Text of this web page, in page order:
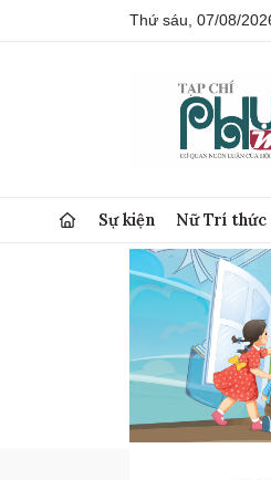
Thứ sáu, 07/08/
Sự kiện Nữ Trí thức